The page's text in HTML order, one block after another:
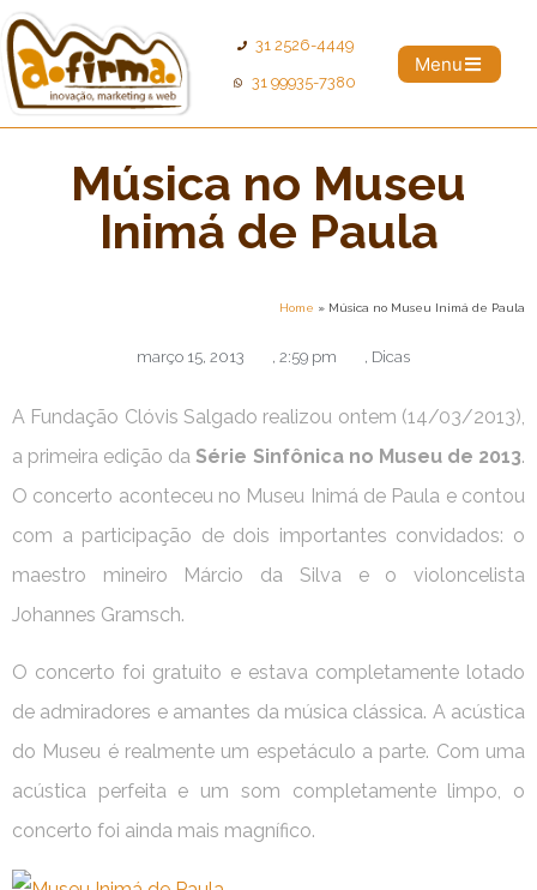
31 2526-4449
31 99935-7380
Menu
Música no Museu
Inimá de Paula
Home » Música no Museu Inimá de Paula
março 15, 2013 , 2:59 pm , Dicas
A Fundação Clóvis Salgado realizou ontem (14/03/2013),
a primeira edição da Série Sinfônica no Museu de 2013.
O concerto aconteceu no Museu Inimá de Paula e contou
com a participação de dois importantes convidados: o
maestro mineiro Márcio da Silva e o violoncelista
Johannes Gramsch.
O concerto foi gratuito e estava completamente lotado
de admiradores e amantes da música clássica. A acústica
do Museu é realmente um espetáculo a parte. Com uma
acústica perfeita e um som completamente limpo, o
concerto foi ainda mais magnífico.